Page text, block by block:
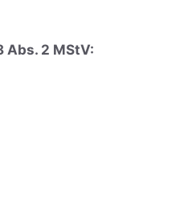
Abs. 2 MStV: